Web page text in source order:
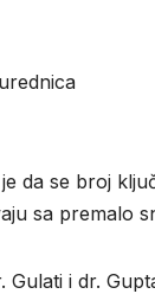
da se broj
sa premalo
Gulati i dr.